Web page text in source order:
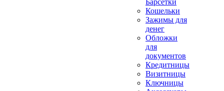
Барсетки
Кошельки
Зажимы для
денег
Обложки
для
документов
Кредитницы
Визитницы
Ключницы